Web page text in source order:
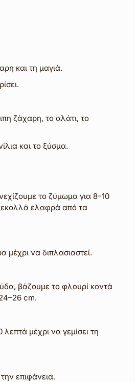
και τη μαγιά.
ζάχαρη, το αλάτι, το
και το ξύσμα.
το ζύμωμα για 8–10
ελαφρά από τα
μέχρι να διπλασιαστεί.
βάζουμε το φλουρί κοντά
cm.
μέχρι να γεμίσει τη
επιφάνεια.